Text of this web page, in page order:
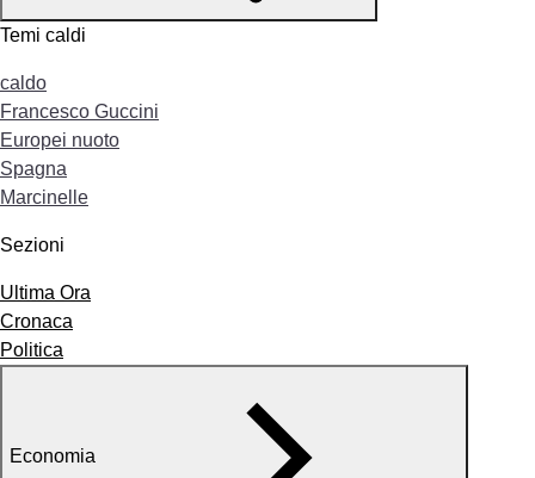
Temi caldi
caldo
Francesco Guccini
Europei nuoto
Spagna
Marcinelle
Sezioni
Ultima Ora
Cronaca
Politica
Economia